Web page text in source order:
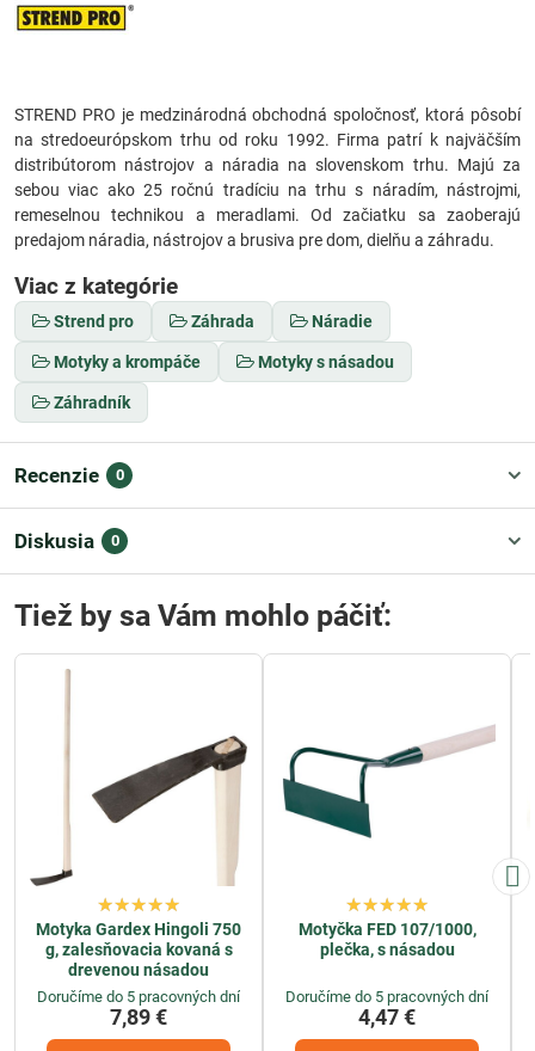
STREND PRO je medzinárodná obchodná spoločnosť, ktorá pôsobí
na stredoeurópskom trhu od roku 1992. Firma patrí k najväčším
distribútorom nástrojov a náradia na slovenskom trhu. Majú za
sebou viac ako 25 ročnú tradíciu na trhu s náradím, nástrojmi,
remeselnou technikou a meradlami. Od začiatku sa zaoberajú
predajom náradia, nástrojov a brusiva pre dom, dielňu a záhradu.
Viac z kategórie
Strend pro Záhrada Náradie
Motyky a krompáče Motyky s násadou
Záhradník
Recenzie 0
Diskusia 0
Tiež by sa Vám mohlo páčiť:
Motyka Gardex Hingoli 750
g, zalesňovacia kovaná s
drevenou násadou
Doručíme do 5 pracovných dní
7,89 €
Motyčka FED 107/1000,
plečka, s násadou
Doručíme do 5 pracovných dní
4,47 €